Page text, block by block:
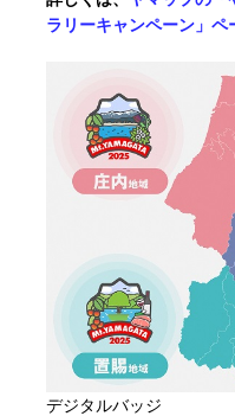
ラリーキャンペーン」ペ
デジタルバッジ